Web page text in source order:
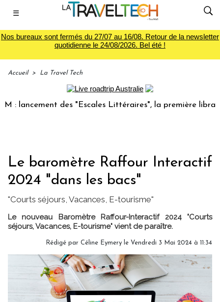
☰
Nos bureaux sont fermés du 27/07 au 16/08. Retour de la newsletter
quotidienne le 24/08/2026. Bel été !
Accueil > La Travel Tech
des "Escales Littéraires", la première librairie du
Le baromètre Raffour Interactif
2024 "dans les bacs"
"Courts séjours, Vacances, E-tourisme"
Le nouveau Baromètre Raffour-Interactif 2024 "Courts
séjours, Vacances, E-tourisme" vient de paraître.
Rédigé par Céline Eymery le Vendredi 3 Mai 2024 à 11:34